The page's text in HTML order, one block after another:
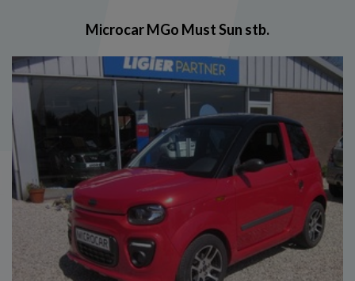
Microcar MGo Must Sun stb.